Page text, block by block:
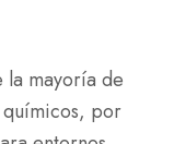
la mayoría de
por